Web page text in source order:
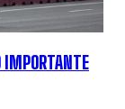
IMPORTANTE